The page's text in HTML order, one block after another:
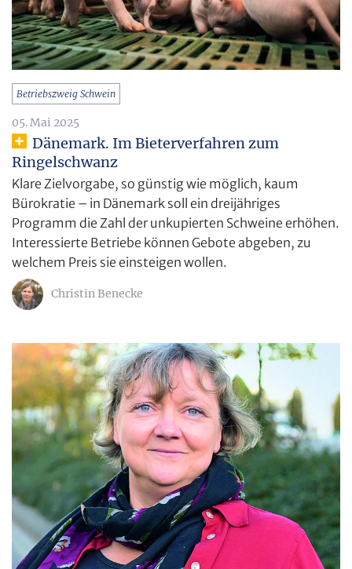
Betriebszweig Schwein
05. Mai 2025
Dänemark. Im Bieterverfahren zum
Ringelschwanz
Klare Zielvorgabe, so günstig wie möglich, kaum
Bürokratie – in Dänemark soll ein dreijähriges
Programm die Zahl der unkupierten Schweine erhöhen.
Interessierte Betriebe können Gebote abgeben, zu
welchem Preis sie einsteigen wollen.
Christin Benecke